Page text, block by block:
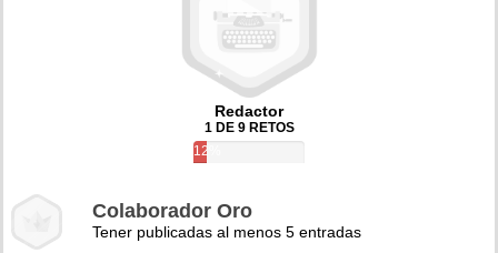
Redactor
1 DE 9 RETOS
12%
Colaborador Oro
Tener publicadas al menos 5 entradas